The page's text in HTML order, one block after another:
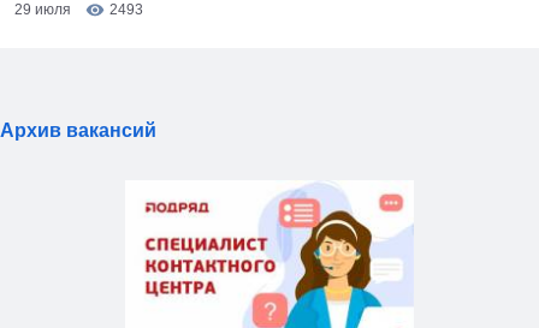
29 июля
2493
Архив вакансий